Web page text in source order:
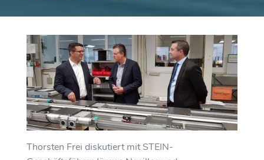
Thorsten Frei diskutiert mit STEIN-